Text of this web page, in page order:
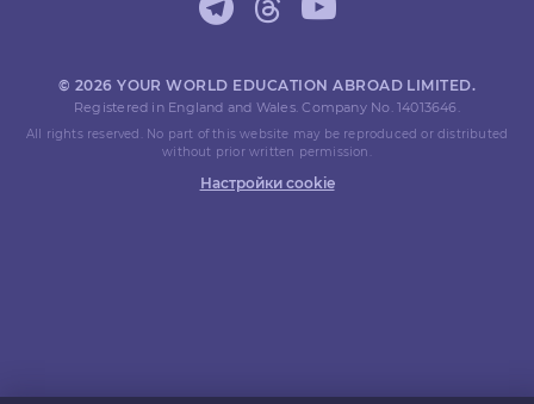
© 2026 YOUR WORLD EDUCATION ABROAD LIMITED.
Registered in England and Wales. Company No. 14013646.
All rights reserved. No part of this website may be reproduced or distributed
without prior written permission.
Настройки cookie